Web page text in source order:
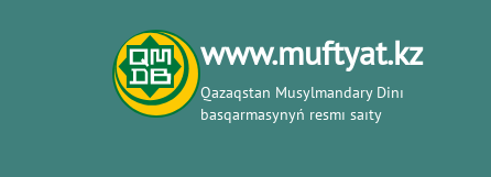
www.muftyat.kz
Qazaqstan Musylmandary Dіnı
basqarmasynyń resmı saıty